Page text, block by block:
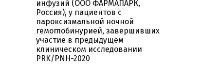
инфузий (ООО ФАРМАПАРК,
Россия), у пациентов с
пароксизмальной ночной
гемоглобинурией, завершивших
участие в предыдущем
клиническом исследовании
PRK/PNH-2020